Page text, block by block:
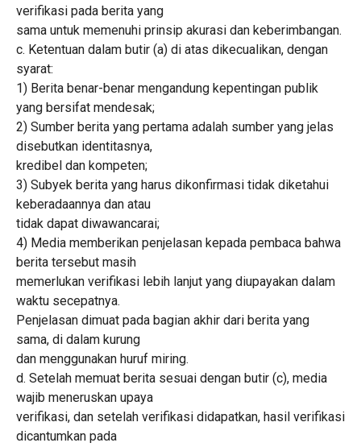
verifikasi pada berita yang
sama untuk memenuhi prinsip akurasi dan keberimbangan.
c. Ketentuan dalam butir (a) di atas dikecualikan, dengan
syarat:
1) Berita benar-benar mengandung kepentingan publik
yang bersifat mendesak;
2) Sumber berita yang pertama adalah sumber yang jelas
disebutkan identitasnya,
kredibel dan kompeten;
3) Subyek berita yang harus dikonfirmasi tidak diketahui
keberadaannya dan atau
tidak dapat diwawancarai;
4) Media memberikan penjelasan kepada pembaca bahwa
berita tersebut masih
memerlukan verifikasi lebih lanjut yang diupayakan dalam
waktu secepatnya.
Penjelasan dimuat pada bagian akhir dari berita yang
sama, di dalam kurung
dan menggunakan huruf miring.
d. Setelah memuat berita sesuai dengan butir (c), media
wajib meneruskan upaya
verifikasi, dan setelah verifikasi didapatkan, hasil verifikasi
dicantumkan pada